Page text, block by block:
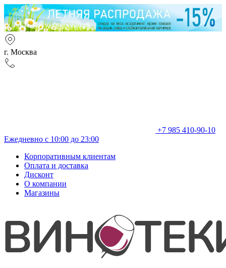
г. Москва
+7 985 410-90-10
Ежедневно с 10:00 до 23:00
Корпоративным клиентам
Оплата и доставка
Дисконт
О компании
Магазины